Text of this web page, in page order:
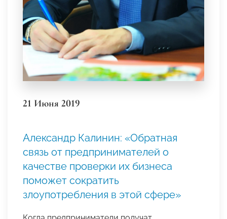
21 Июня 2019
Александр Калинин: «Обратная
связь от предпринимателей о
качестве проверки их бизнеса
поможет сократить
злоупотребления в этой сфере»